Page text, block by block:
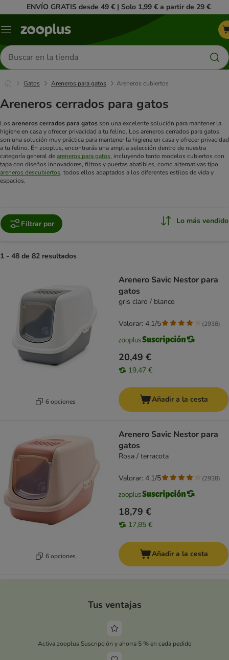
ENVÍO GRATIS desde 49 € | Solo 1,99 € a partir de 29 €
Menú
Buscar
productos
Gatos Areneros para gatos Areneros cubiertos
Areneros cerrados para gatos
Los areneros cerrados para gatos son una excelente solución para mantener la
higiene en casa y ofrecer privacidad a tu felino. Los areneros cerrados para gatos
son una solución muy práctica para mantener la higiene en casa y ofrecer privacidad
a tu felino. En zooplus, encontrarás una amplia selección dentro de nuestra
categoría general deareneros para gatos, incluyendo tanto modelos cubiertos con
tapa con diseños innovadores, filtros y puertas abatibles, como alternativas tipo
areneros descubiertos, todos ellos adaptados a los diferentes estilos de vida y
espacios.
Filtrar por Lo más vendido
1 - 48 de 82 resultados
6 opciones
Arenero Savic Nestor para
gatos
gris claro / blanco
20,49 €
19,47 €
Valorar: 4.1/5 (2938)
Añadir a la cesta
6 opciones
Arenero Savic Nestor para
gatos
Rosa / terracota
18,79 €
17,85 €
Valorar: 4.1/5 (2938)
Añadir a la cesta
Tus ventajas
Activa zooplus Suscripción y ahorra 5 % en cada pedido